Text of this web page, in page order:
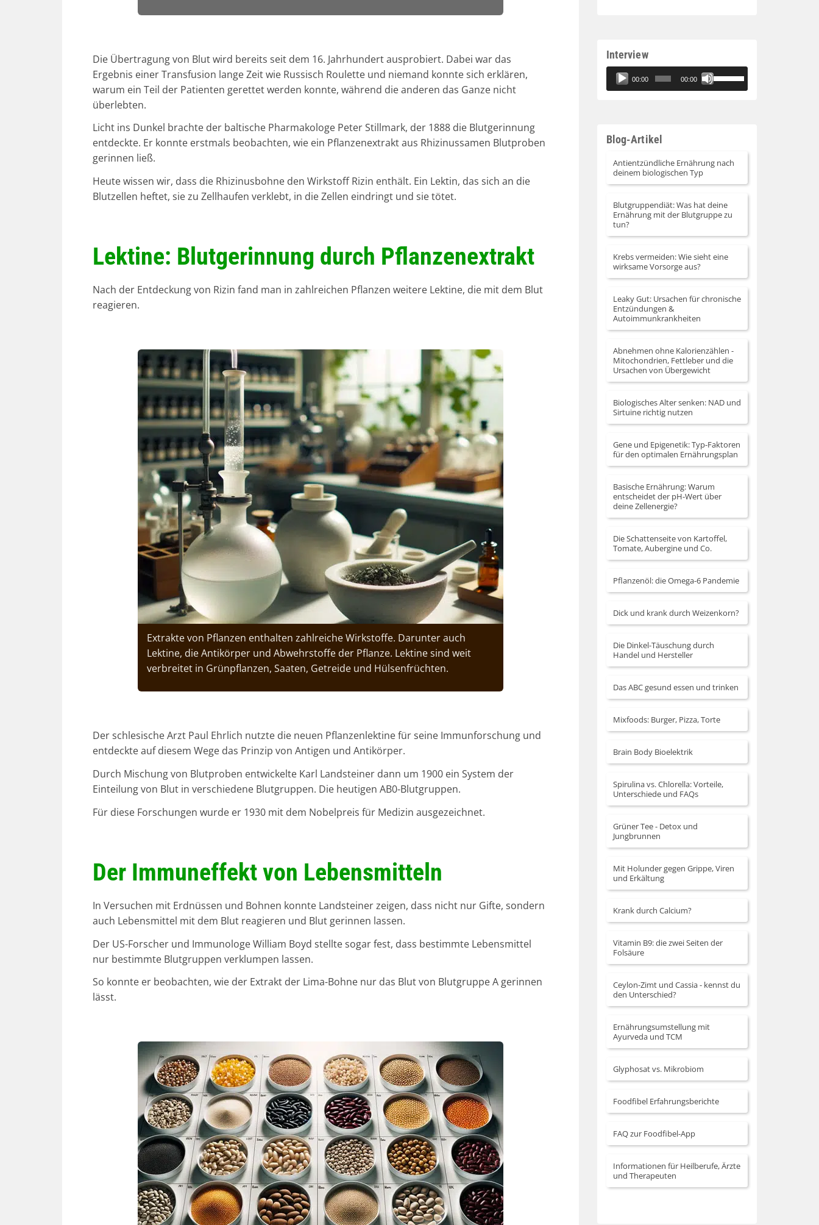
Die Übertragung von Blut wird bereits seit dem 16. Jahrhundert ausprobiert. Dabei war das
Ergebnis einer Transfusion lange Zeit wie Russisch Roulette und niemand konnte sich erklären,
warum ein Teil der Patienten gerettet werden konnte, während die anderen das Ganze nicht
überlebten.
Licht ins Dunkel brachte der baltische Pharmakologe Peter Stillmark, der 1888 die Blutgerinnung
entdeckte. Er konnte erstmals beobachten, wie ein Pflanzenextrakt aus Rhizinussamen Blutproben
gerinnen ließ.
Heute wissen wir, dass die Rhizinusbohne den Wirkstoff Rizin enthält. Ein Lektin, das sich an die
Blutzellen heftet, sie zu Zellhaufen verklebt, in die Zellen eindringt und sie tötet.
Lektine: Blutgerinnung durch Pflanzenextrakt
Nach der Entdeckung von Rizin fand man in zahlreichen Pflanzen weitere Lektine, die mit dem Blut
reagieren.
Extrakte von Pflanzen enthalten zahlreiche Wirkstoffe. Darunter auch
Lektine, die Antikörper und Abwehrstoffe der Pflanze. Lektine sind weit
verbreitet in Grünpflanzen, Saaten, Getreide und Hülsenfrüchten.
Der schlesische Arzt Paul Ehrlich nutzte die neuen Pflanzenlektine für seine Immunforschung und
entdeckte auf diesem Wege das Prinzip von Antigen und Antikörper.
Durch Mischung von Blutproben entwickelte Karl Landsteiner dann um 1900 ein System der
Einteilung von Blut in verschiedene Blutgruppen. Die heutigen AB0-Blutgruppen.
Für diese Forschungen wurde er 1930 mit dem Nobelpreis für Medizin ausgezeichnet.
Der Immuneffekt von Lebensmitteln
In Versuchen mit Erdnüssen und Bohnen konnte Landsteiner zeigen, dass nicht nur Gifte, sondern
auch Lebensmittel mit dem Blut reagieren und Blut gerinnen lassen.
Der US-Forscher und Immunologe William Boyd stellte sogar fest, dass bestimmte Lebensmittel
nur bestimmte Blutgruppen verklumpen lassen.
So konnte er beobachten, wie der Extrakt der Lima-Bohne nur das Blut von Blutgruppe A gerinnen
lässt.
Interview
Audio-
Player
00:00 00:00
Pfeiltasten
Hoch/Runter
zu
Blog-Artikel
Antientzündliche Ernährung nach
deinem biologischen Typ
Blutgruppendiät: Was hat deine
Ernährung mit der Blutgruppe zu
tun?
Krebs vermeiden: Wie sieht eine
wirksame Vorsorge aus?
Leaky Gut: Ursachen für chronische
Entzündungen &
Autoimmunkrankheiten
Abnehmen ohne Kalorienzählen -
Mitochondrien, Fettleber und die
Ursachen von Übergewicht
Biologisches Alter senken: NAD und
Sirtuine richtig nutzen
Gene und Epigenetik: Typ-Faktoren
für den optimalen Ernährungsplan
Basische Ernährung: Warum
entscheidet der pH-Wert über
deine Zellenergie?
Die Schattenseite von Kartoffel,
Tomate, Aubergine und Co.
Pflanzenöl: die Omega-6 Pandemie
Dick und krank durch Weizenkorn?
Die Dinkel-Täuschung durch
Handel und Hersteller
Das ABC gesund essen und trinken
Mixfoods: Burger, Pizza, Torte
Brain Body Bioelektrik
Spirulina vs. Chlorella: Vorteile,
Unterschiede und FAQs
Grüner Tee - Detox und
Jungbrunnen
Mit Holunder gegen Grippe, Viren
und Erkältung
Krank durch Calcium?
Vitamin B9: die zwei Seiten der
Folsäure
Ceylon-Zimt und Cassia - kennst du
den Unterschied?
Ernährungsumstellung mit
Ayurveda und TCM
Glyphosat vs. Mikrobiom
Foodfibel Erfahrungsberichte
FAQ zur Foodfibel-App
Informationen für Heilberufe, Ärzte
und Therapeuten